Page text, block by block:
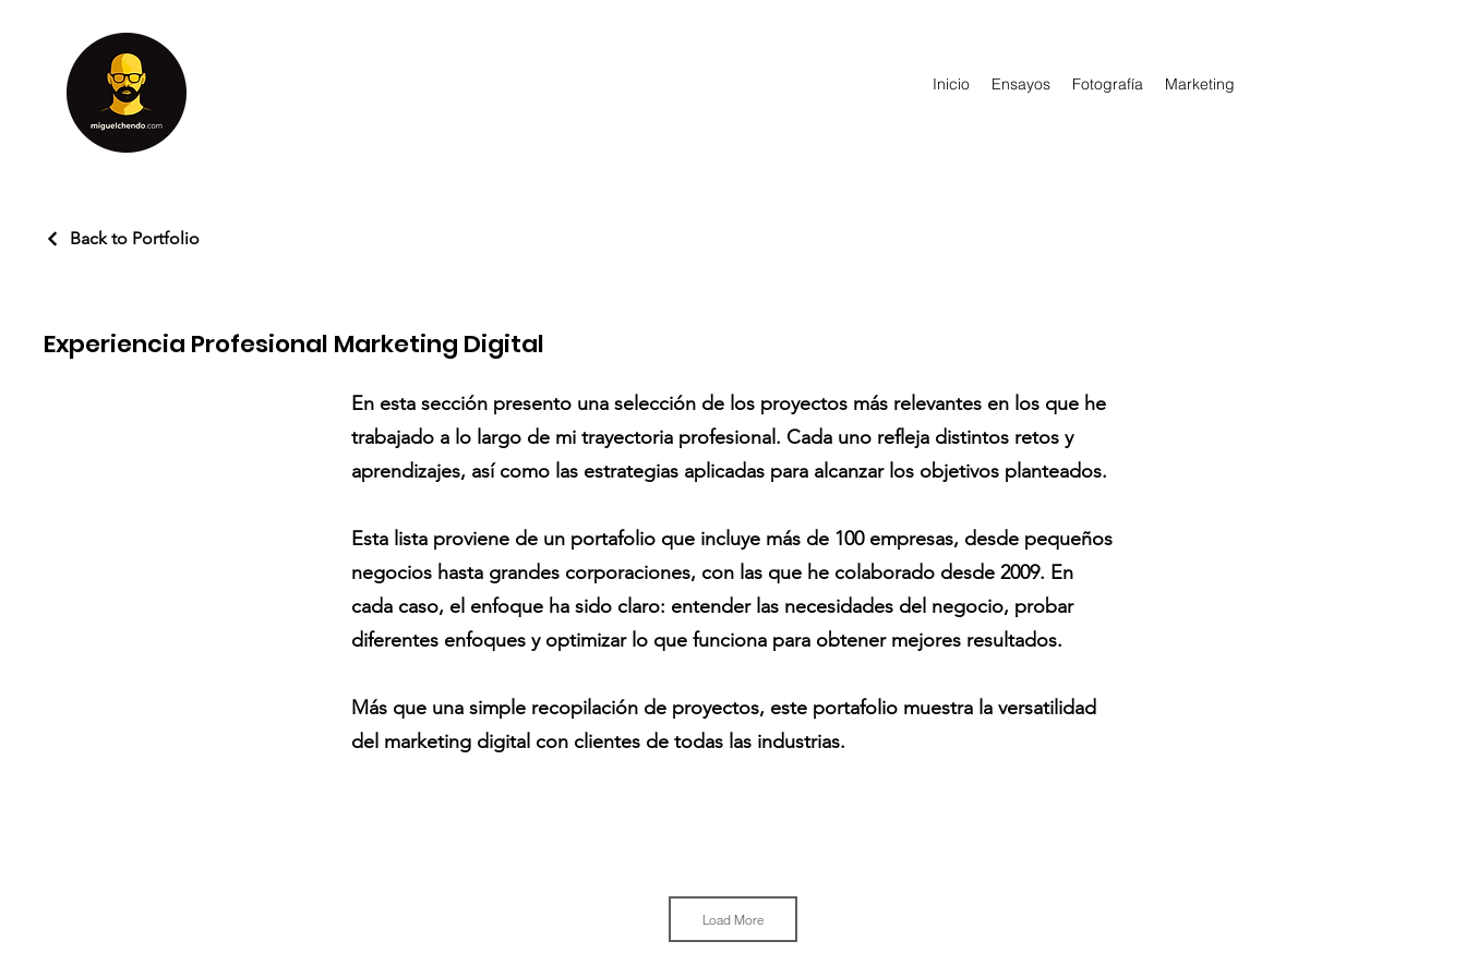
Inicio Ensayos Fotografía Marketing
Back to Portfolio
Experiencia Profesional Marketing Digital
En esta sección presento una selección de los proyectos más relevantes en los que he
trabajado a lo largo de mi trayectoria profesional. Cada uno refleja distintos retos y
aprendizajes, así como las estrategias aplicadas para alcanzar los objetivos planteados.
Esta lista proviene de un portafolio que incluye más de 100 empresas, desde pequeños
negocios hasta grandes corporaciones, con las que he colaborado desde 2009. En
cada caso, el enfoque ha sido claro: entender las necesidades del negocio, probar
diferentes enfoques y optimizar lo que funciona para obtener mejores resultados.
Más que una simple recopilación de proyectos, este portafolio muestra la versatilidad
del marketing digital con clientes de todas las industrias.
Load More